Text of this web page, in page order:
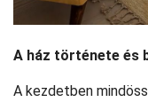
A ház története és
A kezdetben